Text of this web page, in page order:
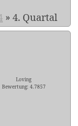
» 4. Quartal
Loving
Bewertung: 4.7857